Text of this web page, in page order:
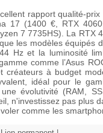
rapport qualité-prix
17 (1400 €, RTX
7 7735HS). La RTX
les modèles équipés
Hz et la luminosité
comme l’Asus
créateurs à budget
idéal pour le
évolutivité (RAM,
n'investissez pas plus
comme les